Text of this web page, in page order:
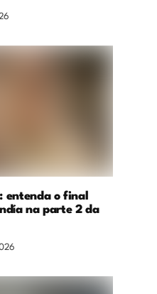
entenda o final
na parte 2 da